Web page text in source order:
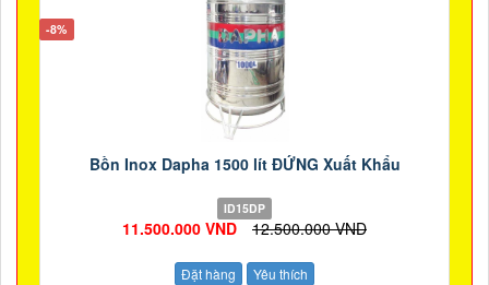
-8%
Bồn Inox Dapha 1500 lít ĐỨNG Xuất Khẩu
ID15DP
11.500.000 VND 12.500.000 VND
Đặt hàng Yêu thích